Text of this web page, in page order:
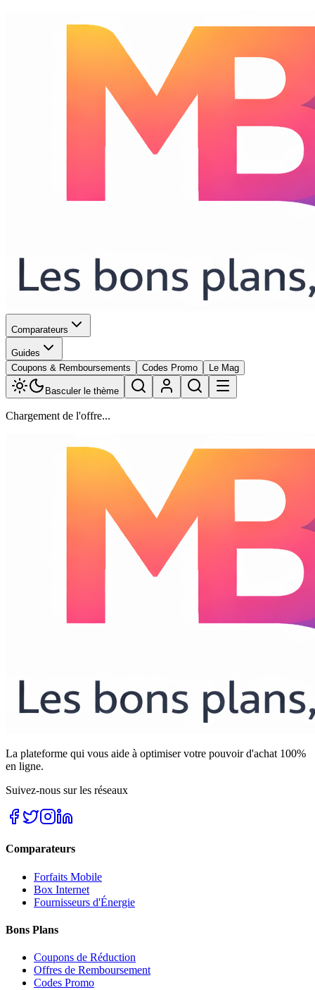
Comparateurs
Guides
Coupons & Remboursements
Codes Promo Le Mag
Basculer le thème
Chargement de l'offre...
La plateforme qui vous aide à optimiser votre pouvoir d'achat 100%
en ligne.
Suivez-nous sur les réseaux
Comparateurs
Forfaits Mobile
Box Internet
Fournisseurs d'Énergie
Bons Plans
Coupons de Réduction
Offres de Remboursement
Codes Promo